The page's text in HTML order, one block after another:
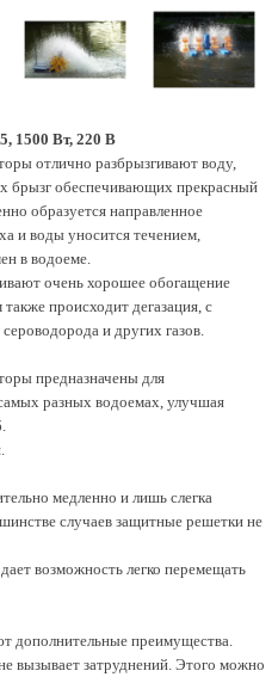
1500 Вт, 220 В
отлично разбрызгивают воду,
брызг обеспечивающих прекрасный
образуется направленное
и воды уносится течением,
в водоеме.
очень хорошее обогащение
происходит дегазация, с
и других газов.
предназначены для
разных водоемах, улучшая
медленно и лишь слегка
случаев защитные решетки не
возможность легко перемещать
дополнительные преимущества.
вызывает затруднений. Этого можно